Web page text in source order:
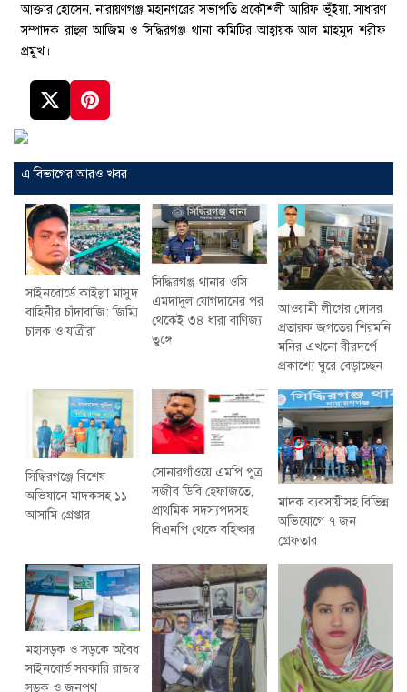
আক্তার হোসেন, নারায়ণগঞ্জ মহানগরের সভাপতি প্রকৌশলী আরিফ ভূঁইয়া, সাধারণ
সম্পাদক রাহুল আজিম ও সিদ্ধিরগঞ্জ থানা কমিটির আহ্বায়ক আল মাহমুদ শরীফ
প্রমুখ।
এ বিভাগের আরও খবর
সাইনবোর্ডে কাইল্লা মাসুদ
বাহিনীর চাঁদাবাজি: জিম্মি
চালক ও যাত্রীরা
সিদ্ধিরগঞ্জ থানার ওসি
এমদাদুল যোগদানের পর
থেকেই ৩৪ ধারা বাণিজ্য
তুঙ্গে
আওয়ামী লীগের দোসর
প্রতারক জগতের শিরমনি
মনির এখনো বীরদর্পে
প্রকাশ্যে ঘুরে বেড়াচ্ছেন
সিদ্ধিরগঞ্জে বিশেষ
অভিযানে মাদকসহ ১১
আসামি গ্রেপ্তার
সোনারগাঁওয়ে এমপি পুত্র
সজীব ডিবি হেফাজতে,
প্রাথমিক সদস্যপদসহ
বিএনপি থেকে বহিষ্কার
মাদক ব্যবসায়ীসহ বিভিন্ন
অভিযোগে ৭ জন
গ্রেফতার
মহাসড়ক ও সড়কে অবৈধ
সাইনবোর্ড সরকারি রাজস্ব
সড়ক ও জনপথ